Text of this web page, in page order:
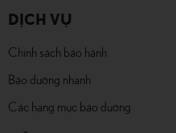
DỊCH VỤ
Chính sách bảo hành
Bảo dưỡng nhanh
Các hạng mục bảo dưỡng